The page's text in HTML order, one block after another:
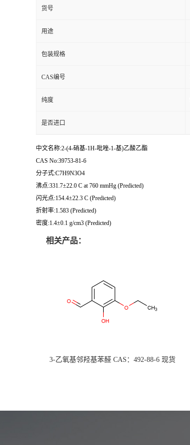
货号
用途
包装规格
CAS编号
纯度
是否进口
中文名称:2-(4-硝基-1H-吡唑-1-基)乙酸乙酯
CAS No:39753-81-6
分子式:C7H9N3O4
沸点:331.7±22.0 C at 760 mmHg (Predicted)
闪光点:154.4±22.3 C (Predicted)
折射率:1.583 (Predicted)
密度:1.4±0.1 g/cm3 (Predicted)
相关产品：
3-乙氧基邻羟基苯醛 CAS：492-88-6 现货